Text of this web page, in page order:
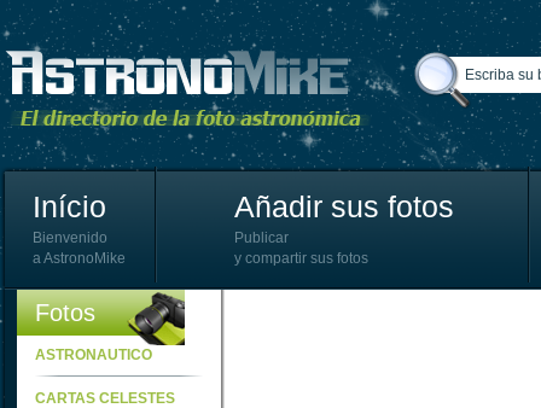
Início
Bienvenido
a AstronoMike
Añadir sus fotos
Publicar
y compartir sus fotos
Fotos
ASTRONAUTICO
CARTAS CELESTES